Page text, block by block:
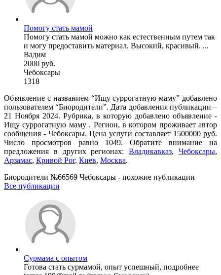
Помогу стать мамой
Помогу стать мамой можно как естественным путем так
и могу предоставить материал. Высокий, красивый. ...
Вадим
2000 руб.
Чебоксары
1318
Объявление с названием “Ищу суррогатную маму” добавлено
пользователем “Биородители”. Дата добавления публикации –
21 Ноября 2024. Рубрика, в которую добавлено объявление -
Ищу суррогатную маму . Регион, в котором проживает автор
сообщения - Чебоксары. Цена услуги составляет 1500000 руб.
Число просмотров равно 1049. Обратите внимание на
предложения в других регионах:Владикавказ,Чебоксары,
Арзамас, Кривой Рог, Киев, Москва.
Биородители №66569 Чебоксары - похожие публикации
Все публикации
Сурмама с опытом
Готова стать сурмамой, опыт успешный, подробнее